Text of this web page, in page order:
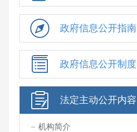
政府信息公开指南
政府信息公开制度
法定主动公开内容
机构简介